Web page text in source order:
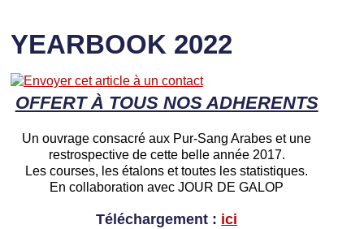
YEARBOOK 2022
OFFERT À TOUS NOS ADHERENTS
Un ouvrage consacré aux Pur-Sang Arabes et une
restrospective de cette belle année 2017.
Les courses, les étalons et toutes les statistiques.
En collaboration avec JOUR DE GALOP
Téléchargement : ici